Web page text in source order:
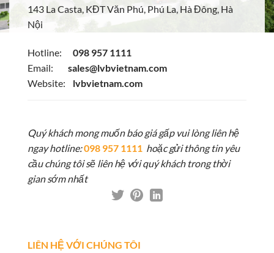
143 La Casta, KĐT Văn Phú, Phú La, Hà Đông, Hà
Nội
Hotline:
098 957 1111
Email:
sales@lvbvietnam.com
Website:
lvbvietnam.com
Quý khách mong muốn báo giá gấp vui lòng liên hệ
ngay hotline:098 957 1111 hoặc gửi thông tin yêu
cầu chúng tôi sẽ liên hệ với quý khách trong thời
gian sớm nhất
LIÊN HỆ VỚI CHÚNG TÔI